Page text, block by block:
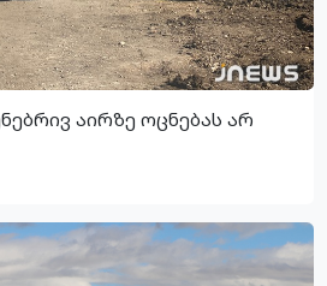
აირზე ოცნებას არ